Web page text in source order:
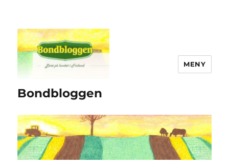
Bondbloggen
MENY